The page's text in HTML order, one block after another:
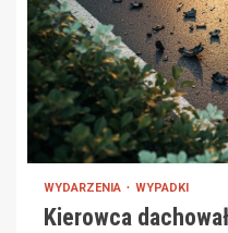
WYDARZENIA WYPADKI
Kierowca